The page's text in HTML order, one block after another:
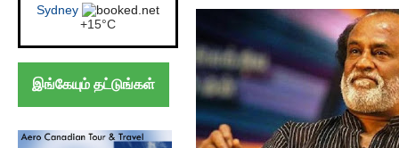
Sydney
+15°C
இங்கேயும் தட்டுங்கள்